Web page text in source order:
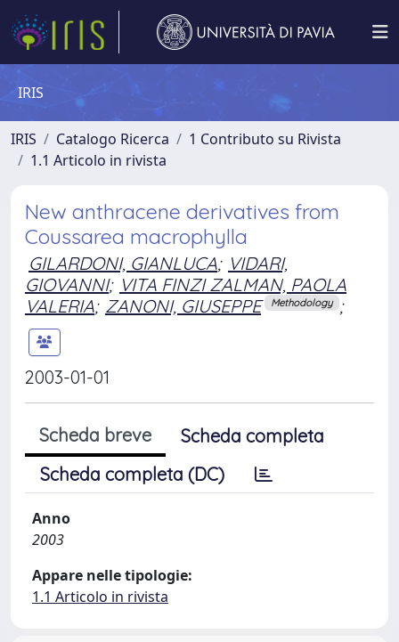
IRIS
IRIS Catalogo Ricerca
1 Contributo su Rivista
1.1 Articolo in rivista
New anthracene derivatives from
Coussarea macrophylla
GILARDONI, GIANLUCA; VIDARI,
GIOVANNI; VITA FINZI ZALMAN, PAOLA
VALERIA; ZANONI, GIUSEPPE Methodology ;
2003-01-01
Scheda breve
Scheda completa
Scheda completa (DC)
Anno
2003
Appare nelle tipologie:
1.1 Articolo in rivista